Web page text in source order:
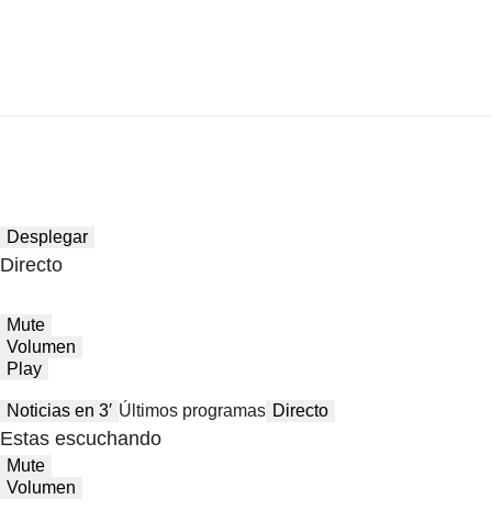
Desplegar
Directo
Mute
Volumen
Play
Noticias en 3′ Últimos programas Directo
Estas escuchando
Mute
Volumen